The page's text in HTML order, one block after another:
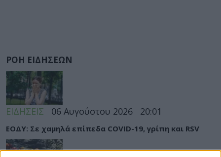
ΡΟΗ ΕΙΔΗΣΕΩΝ
ΕΙΔΗΣΕΙΣ 06 Αυγούστου 2026 20:01
ΕΟΔΥ: Σε χαμηλά επίπεδα COVID-19, γρίπη και RSV